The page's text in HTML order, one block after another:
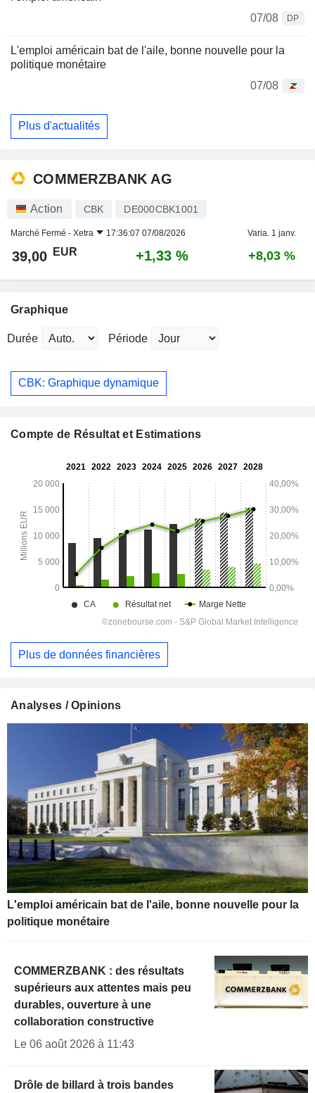
07/08
DP
L'emploi américain bat de l'aile, bonne nouvelle pour la
politique monétaire
07/08
Plus d'actualités
COMMERZBANK AG
Action CBK DE000CBK1001
Marché Fermé - Xetra 17:36:07 07/08/2026 Varia. 1 janv.
39,00 EUR +1,33 % +8,03 %
Graphique
Durée Période
CBK: Graphique dynamique
Compte de Résultat et Estimations
Plus de données financières
Analyses / Opinions
L'emploi américain bat de l'aile, bonne nouvelle pour la
politique monétaire
COMMERZBANK : des résultats
supérieurs aux attentes mais peu
durables, ouverture à une
collaboration constructive
Le 06 août 2026 à 11:43
Drôle de billard à trois bandes